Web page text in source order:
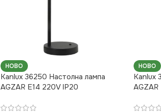
НОВО
Kanlux 36250 Настолна лампа
AGZAR E14 220V IP20
НОВО
Kanlux